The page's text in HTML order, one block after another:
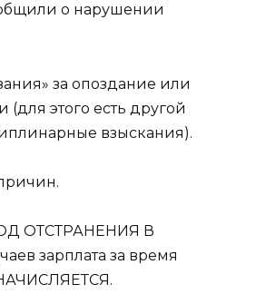
о нарушении
за опоздание или
(для этого есть другой
взыскания).
ОТСТРАНЕНИЯ В
зарплата за время